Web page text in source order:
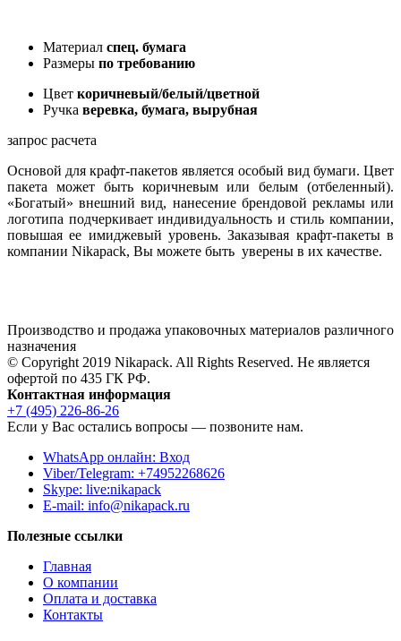
Материал спец. бумага
Размеры по требованию
Цвет коричневый/белый/цветной
Ручка веревка, бумага, вырубная
запрос расчета
Основой для крафт-пакетов является особый вид бумаги. Цвет
пакета может быть коричневым или белым (отбеленный).
«Богатый» внешний вид, нанесение брендовой рекламы или
логотипа подчеркивает индивидуальность и стиль компании,
повышая ее имиджевый уровень. Заказывая крафт-пакеты в
компании Nikapack, Вы можете быть уверены в их качестве.
Производство и продажа упаковочных материалов различного
назначения
© Copyright 2019 Nikapack. All Rights Reserved. Не является
офертой по 435 ГК РФ.
Контактная информация
+7 (495) 226-86-26
Если у Вас остались вопросы — позвоните нам.
WhatsApp онлайн: Вход
Viber/Telegram: +74952268626
Skype: live:nikapack
E-mail: info@nikapack.ru
Полезные ссылки
Главная
О компании
Оплата и доставка
Контакты